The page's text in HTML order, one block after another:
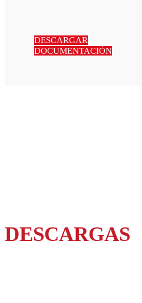
DESCARGAR
DOCUMENTACIÓN
DESCARGAS